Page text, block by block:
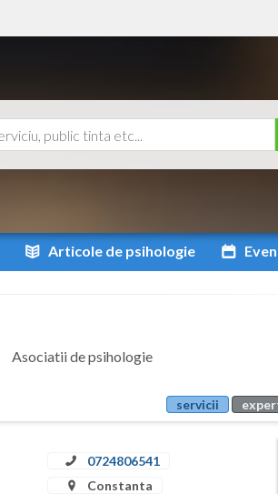
Articole de psihologie
Asociatii de psihologie
servicii
0724806541
Constanta